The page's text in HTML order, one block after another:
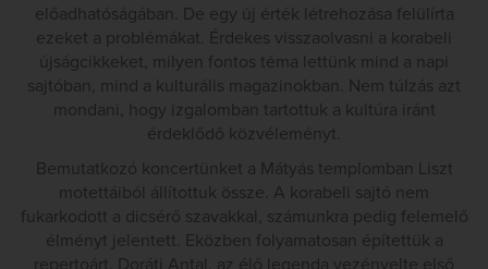
előadhatóságában. De egy új érték létrehozása felülírta
ezeket a problémákat. Érdekes visszaolvasni a korabeli
újságcikkeket, milyen fontos téma lettünk mind a napi
sajtóban, mind a kulturális magazinokban. Nem túlzás azt
mondani, hogy izgalomban tartottuk a kultúra iránt
érdeklődő közvéleményt.
Bemutatkozó koncertünket a Mátyás templomban Liszt
motettáiból állítottuk össze. A korabeli sajtó nem
fukarkodott a dicsérő szavakkal, számunkra pedig felemelő
élményt jelentett. Eközben folyamatosan építettük a
repertoárt. Doráti Antal, az élő legenda vezényelte első